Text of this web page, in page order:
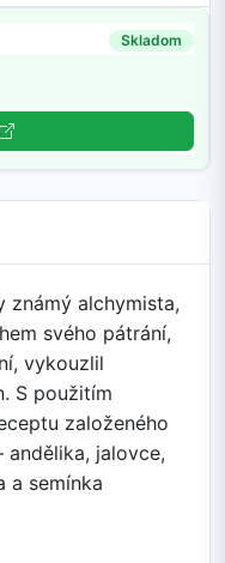
Skladom
známý alchymista,
svého pátrání,
vykouzlil
S použitím
založeného
andělika, jalovce,
a semínka